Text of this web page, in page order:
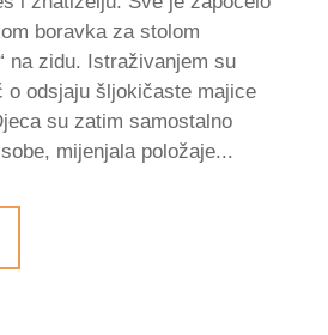
boravka za stolom
na zidu. Istraživanjem su
o odsjaju šljokičaste majice
su zatim samostalno
mijenjala položaje...